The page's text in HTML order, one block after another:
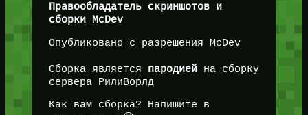
Правообладатель скриншотов и
сборки McDev
Опубликовано с разрешения McDev
Сборка является пародиейна сборку
сервера РилиВорлд
Как вам сборка? Напишите в